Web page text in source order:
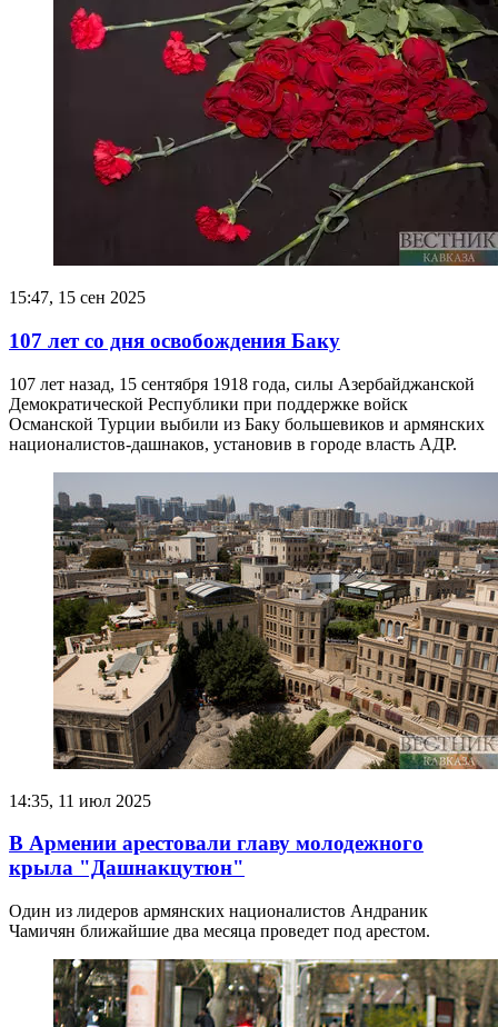
15:47, 15 сен 2025
107 лет со дня освобождения Баку
107 лет назад, 15 сентября 1918 года, силы Азербайджанской
Демократической Республики при поддержке войск
Османской Турции выбили из Баку большевиков и армянских
националистов-дашнаков, установив в городе власть АДР.
14:35, 11 июл 2025
В Армении арестовали главу молодежного
крыла "Дашнакцутюн"
Один из лидеров армянских националистов Андраник
Чамичян ближайшие два месяца проведет под арестом.